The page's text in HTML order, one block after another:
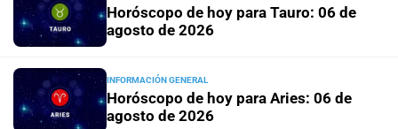
En Asociación con:
Horóscopo de hoy para Tauro: 06 de
agosto de 2026
INFORMACIÓN GENERAL
Horóscopo de hoy para Aries: 06 de
agosto de 2026